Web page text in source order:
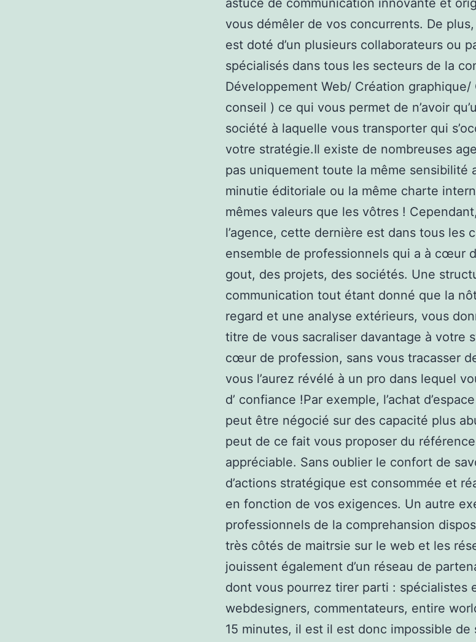
astuce de communication innovante et
vous démêler de vos concurrents. De plus,
est doté d’un plusieurs collaborateurs ou
spécialisés dans tous les secteurs de la
Développement Web/ Création
conseil ) ce qui vous permet de n’avoir
société à laquelle vous transporter qui
votre stratégie.Il existe de nombreuses
pas uniquement toute la même sensibilité
minutie éditoriale ou la même charte
mêmes valeurs que les vôtres !
l’agence, cette dernière est dans tous les
ensemble de professionnels qui a à cœur
gout, des projets, des sociétés. Une
communication tout étant donné que la
regard et une analyse extérieurs, vous
titre de vous sacraliser davantage à votre
cœur de profession, sans vous tracasser
vous l’aurez révélé à un pro dans lequel
d’ confiance !Par exemple, l’achat
peut être négocié sur des capacité plus
peut de ce fait vous proposer du
appréciable. Sans oublier le confort de
d’actions stratégique est consommée et
en fonction de vos exigences. Un autre
professionnels de la comprehansion
très côtés de maitrsie sur le web et les
jouissent également d’un réseau de
dont vous pourrez tirer parti : spécialistes
webdesigners, commentateurs, entire
15 minutes, il est il est donc impossible de